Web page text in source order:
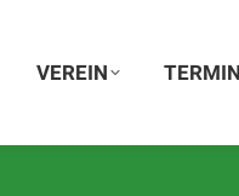
VEREIN
VEREIN TERMINE